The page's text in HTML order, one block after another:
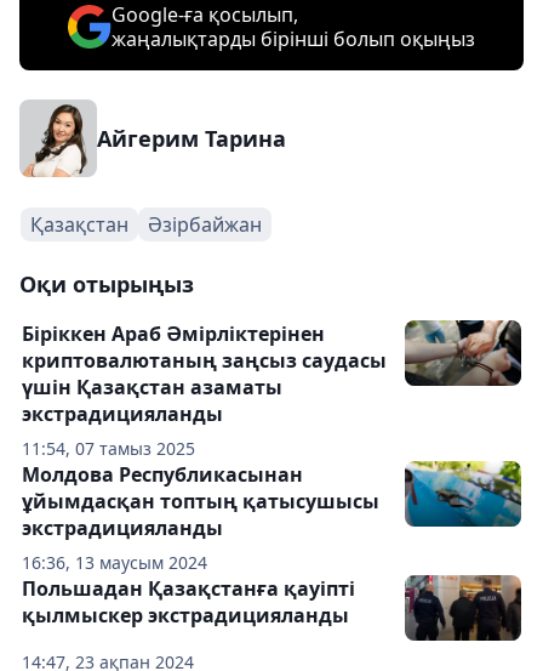
Google-ға қосылып,
жаңалықтарды бірінші болып оқыңыз
Айгерим Тарина
Қазақстан Әзірбайжан
Оқи отырыңыз
11:54, 07 тамыз 2025
Біріккен Араб Әмірліктерінен
криптовалютаның заңсыз саудасы
үшін Қазақстан азаматы
экстрадицияланды
16:36, 13 маусым 2024
Молдова Республикасынан
ұйымдасқан топтың қатысушысы
экстрадицияланды
14:47, 23 ақпан 2024
Польшадан Қазақстанға қауіпті
қылмыскер экстрадицияланды